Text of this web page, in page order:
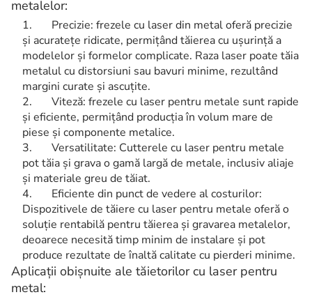
metalelor:
Precizie: frezele cu laser din metal oferă precizie
și acuratețe ridicate, permițând tăierea cu ușurință a
modelelor și formelor complicate. Raza laser poate tăia
metalul cu distorsiuni sau bavuri minime, rezultând
margini curate și ascuțite.
Viteză: frezele cu laser pentru metale sunt rapide
și eficiente, permițând producția în volum mare de
piese și componente metalice.
Versatilitate: Cutterele cu laser pentru metale
pot tăia și grava o gamă largă de metale, inclusiv aliaje
și materiale greu de tăiat.
Eficiente din punct de vedere al costurilor:
Dispozitivele de tăiere cu laser pentru metale oferă o
soluție rentabilă pentru tăierea și gravarea metalelor,
deoarece necesită timp minim de instalare și pot
produce rezultate de înaltă calitate cu pierderi minime.
Aplicații obișnuite ale tăietorilor cu laser pentru
metal: